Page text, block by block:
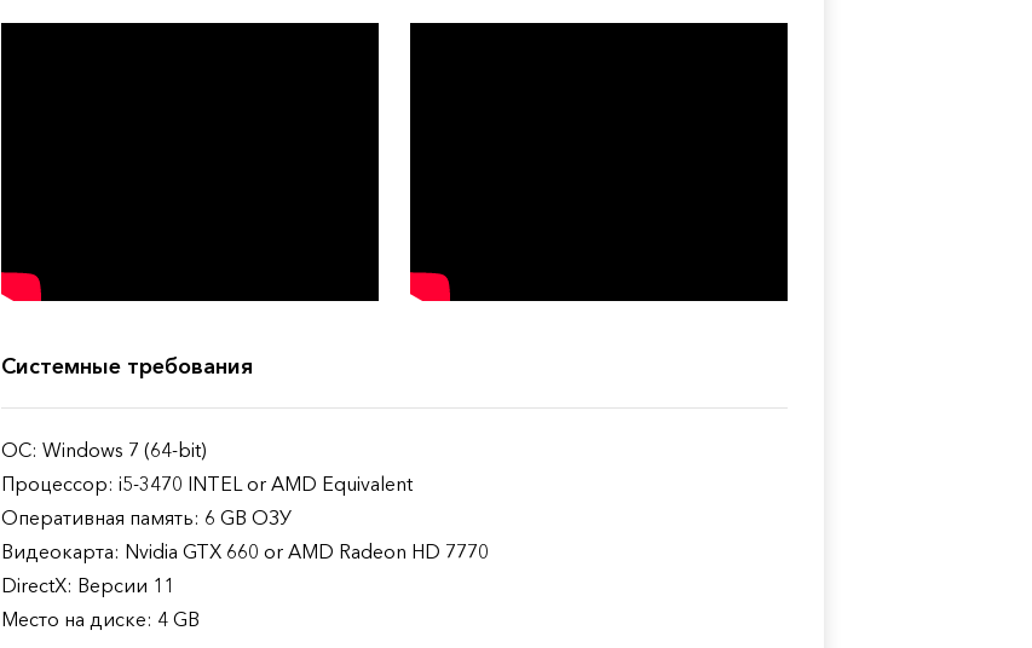
Системные требования
ОС: Windows 7 (64-bit)
Процессор: i5-3470 INTEL or AMD Equivalent
Оперативная память: 6 GB ОЗУ
Видеокарта: Nvidia GTX 660 or AMD Radeon HD 7770
DirectX: Версии 11
Место на диске: 4 GB